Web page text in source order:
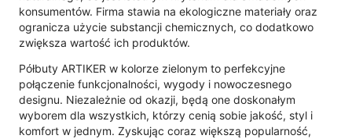
konsumentów. Firma stawia na ekologiczne materiały oraz
ogranicza użycie substancji chemicznych, co dodatkowo
zwiększa wartość ich produktów.
Półbuty ARTIKER w kolorze zielonym to perfekcyjne
połączenie funkcjonalności, wygody i nowoczesnego
designu. Niezależnie od okazji, będą one doskonałym
wyborem dla wszystkich, którzy cenią sobie jakość, styl i
komfort w jednym. Zyskując coraz większą popularność,